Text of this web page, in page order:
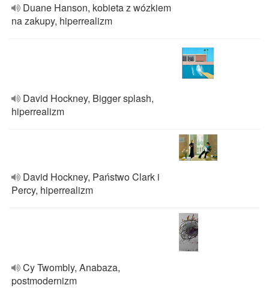
Duane Hanson, kobieta z wózkiem
na zakupy, hiperrealizm
David Hockney, Bigger splash,
hiperrealizm
David Hockney, Państwo Clark i
Percy, hiperrealizm
Cy Twombly, Anabaza,
postmodernizm